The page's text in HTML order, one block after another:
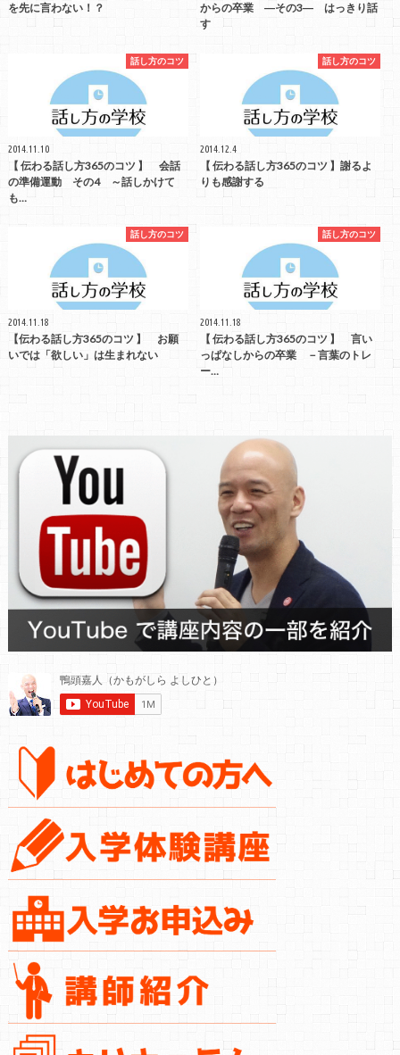
を先に言わない！？
からの卒業 ―その3― はっきり話
す
話し方のコツ
2014.11.10
【 伝わる話し方365のコツ 】 会話
の準備運動 その4 ～話しかけて
も…
話し方のコツ
2014.12.4
【 伝わる話し方365のコツ 】謝るよ
りも感謝する
話し方のコツ
2014.11.18
【伝わる話し方365のコツ 】 お願
いでは「欲しい」は生まれない
話し方のコツ
2014.11.18
【 伝わる話し方365のコツ 】 言い
っぱなしからの卒業 －言葉のトレ
ー…